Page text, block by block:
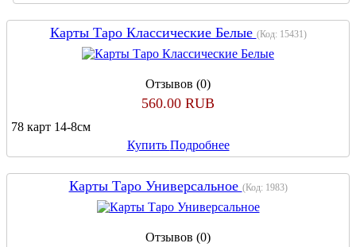
Карты Таро Классические Белые (Код: 15431)
Отзывов (0)
560.00 RUB
78 карт 14-8см
Купить Подробнее
Карты Таро Универсальное (Код: 1983)
Отзывов (0)